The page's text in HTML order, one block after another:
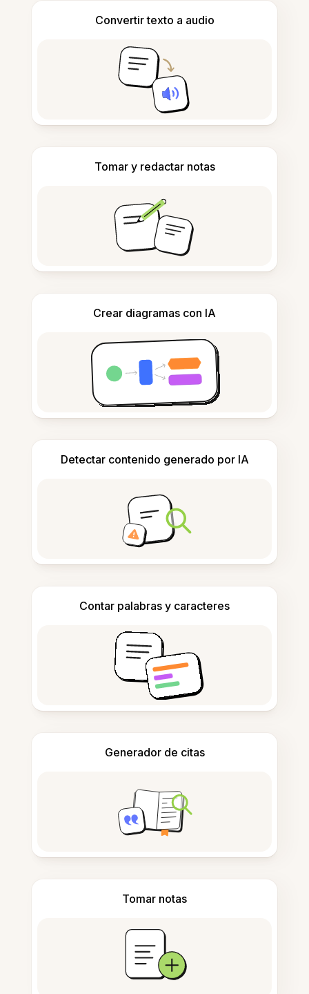
Convertir texto a audio
Tomar y redactar notas
Crear diagramas con IA
Detectar contenido generado por IA
Contar palabras y caracteres
Generador de citas
Tomar notas